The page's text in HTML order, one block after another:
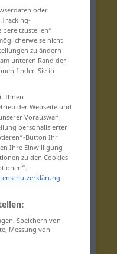
oder
nicht
zu ändern
unteren Rand der
finden Sie in
Ihnen
der Webseite und
Vorauswahl
personalisierter
Button Ihr
Ihre Einwilligung
zu den Cookies
.
Speichern von
Messung von